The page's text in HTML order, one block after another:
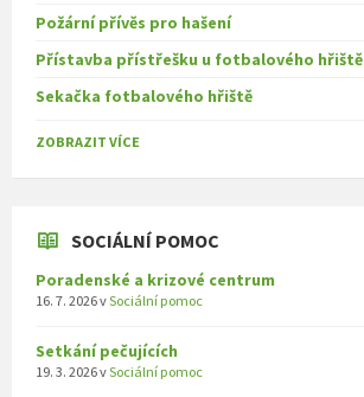
Požární přívěs pro hašení
Přístavba přístřešku u fotbalového hřiště
Sekačka fotbalového hřiště
ZOBRAZIT VÍCE
SOCIÁLNÍ POMOC
Poradenské a krizové centrum
16. 7. 2026vSociální pomoc
Setkání pečujících
19. 3. 2026vSociální pomoc